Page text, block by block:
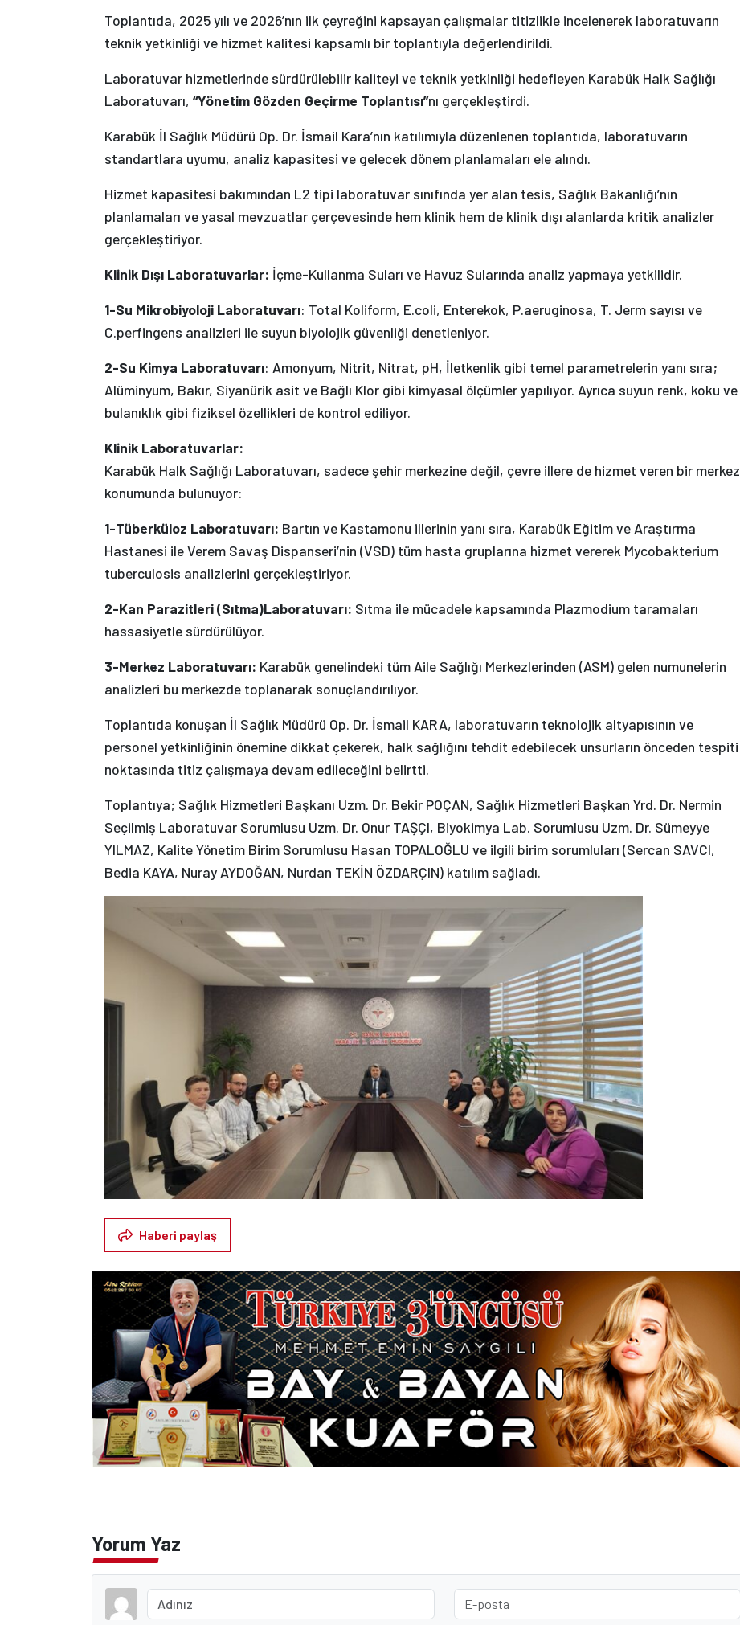
Toplantıda, 2025 yılı ve 2026’nın ilk çeyreğini kapsayan çalışmalar titizlikle incelenerek laboratuvarın
teknik yetkinliği ve hizmet kalitesi kapsamlı bir toplantıyla değerlendirildi.
Laboratuvar hizmetlerinde sürdürülebilir kaliteyi ve teknik yetkinliği hedefleyen Karabük Halk Sağlığı
Laboratuvarı, “Yönetim Gözden Geçirme Toplantısı”nı gerçekleştirdi.
Karabük İl Sağlık Müdürü Op. Dr. İsmail Kara’nın katılımıyla düzenlenen toplantıda, laboratuvarın
standartlara uyumu, analiz kapasitesi ve gelecek dönem planlamaları ele alındı.
Hizmet kapasitesi bakımından L2 tipi laboratuvar sınıfında yer alan tesis, Sağlık Bakanlığı’nın
planlamaları ve yasal mevzuatlar çerçevesinde hem klinik hem de klinik dışı alanlarda kritik analizler
gerçekleştiriyor.
Klinik Dışı Laboratuvarlar: İçme-Kullanma Suları ve Havuz Sularında analiz yapmaya yetkilidir.
1-Su Mikrobiyoloji Laboratuvarı: Total Koliform, E.coli, Enterekok, P.aeruginosa, T. Jerm sayısı ve
C.perfingens analizleri ile suyun biyolojik güvenliği denetleniyor.
2-Su Kimya Laboratuvarı: Amonyum, Nitrit, Nitrat, pH, İletkenlik gibi temel parametrelerin yanı sıra;
Alüminyum, Bakır, Siyanürik asit ve Bağlı Klor gibi kimyasal ölçümler yapılıyor. Ayrıca suyun renk, koku ve
bulanıklık gibi fiziksel özellikleri de kontrol ediliyor.
Klinik Laboratuvarlar:
Karabük Halk Sağlığı Laboratuvarı, sadece şehir merkezine değil, çevre illere de hizmet veren bir merkez
konumunda bulunuyor:
1-Tüberküloz Laboratuvarı: Bartın ve Kastamonu illerinin yanı sıra, Karabük Eğitim ve Araştırma
Hastanesi ile Verem Savaş Dispanseri’nin (VSD) tüm hasta gruplarına hizmet vererek Mycobakterium
tuberculosis analizlerini gerçekleştiriyor.
2-Kan Parazitleri (Sıtma)Laboratuvarı: Sıtma ile mücadele kapsamında Plazmodium taramaları
hassasiyetle sürdürülüyor.
3-Merkez Laboratuvarı: Karabük genelindeki tüm Aile Sağlığı Merkezlerinden (ASM) gelen numunelerin
analizleri bu merkezde toplanarak sonuçlandırılıyor.
Toplantıda konuşan İl Sağlık Müdürü Op. Dr. İsmail KARA, laboratuvarın teknolojik altyapısının ve
personel yetkinliğinin önemine dikkat çekerek, halk sağlığını tehdit edebilecek unsurların önceden tespiti
noktasında titiz çalışmaya devam edileceğini belirtti.
Toplantıya; Sağlık Hizmetleri Başkanı Uzm. Dr. Bekir POÇAN, Sağlık Hizmetleri Başkan Yrd. Dr. Nermin
Seçilmiş Laboratuvar Sorumlusu Uzm. Dr. Onur TAŞÇI, Biyokimya Lab. Sorumlusu Uzm. Dr. Sümeyye
YILMAZ, Kalite Yönetim Birim Sorumlusu Hasan TOPALOĞLU ve ilgili birim sorumluları (Sercan SAVCI,
Bedia KAYA, Nuray AYDOĞAN, Nurdan TEKİN ÖZDARÇIN) katılım sağladı.
Haberi paylaş
Yorum Yaz